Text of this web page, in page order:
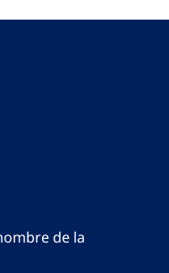
de la